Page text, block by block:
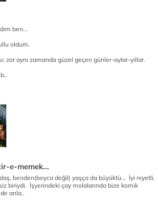
ben...
oldum.
zor aynı zamanda güzel geçen günler-aylar-yıllar.
e-memek...
benden(boyca değil) yaşça da büyüktü... İyi niyetli,
biriydi. İşyerindeki çay molalarında bize komik
anla..